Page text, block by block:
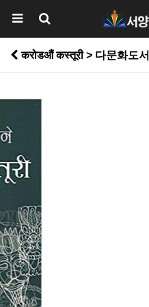
करोडऔं कस्तूरी > 다문화도서